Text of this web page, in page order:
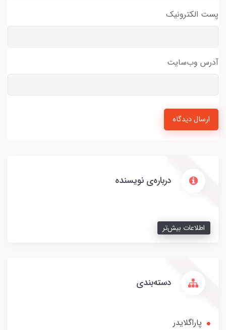
پست الکترونیک
آدرس وب‌سایت
ارسال دیدگاه
درباره‌ی نویسنده
اطلاعات بیش‌تر
دسته‌بندی
پاراگلایدر